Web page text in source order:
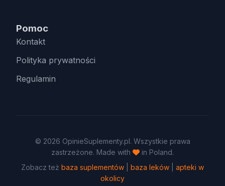
Pomoc
Kontakt
Polityka prywatności
Regulamin
© 2026 OpinieSuplementy.pl. Wszystkie prawa
zastrzeżone. Made with
in Poland.
Zobacz też baza suplementów baza leków
apteki w
okolicy